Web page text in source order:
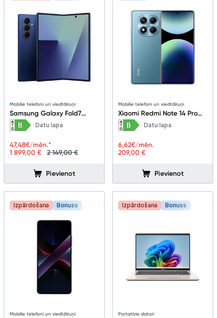
Mobilie telefoni un viedtālruņi
Samsung Galaxy Fold7
12+512GB Blue Shadow
Datu lapa
1 899,00 € 2 149,00 €
47,48€/mēn.*
Pievienot
Mobilie telefoni un viedtālruņi
Xiaomi Redmi Note 14 Pro
8+256GB Ocean Blue
Datu lapa
209,00 €
6,62€/mēn.
Pievienot
Izpārdošana Bonuss
Mobilie telefoni un viedtālruņi
Izpārdošana Bonuss
Portatīvie datori